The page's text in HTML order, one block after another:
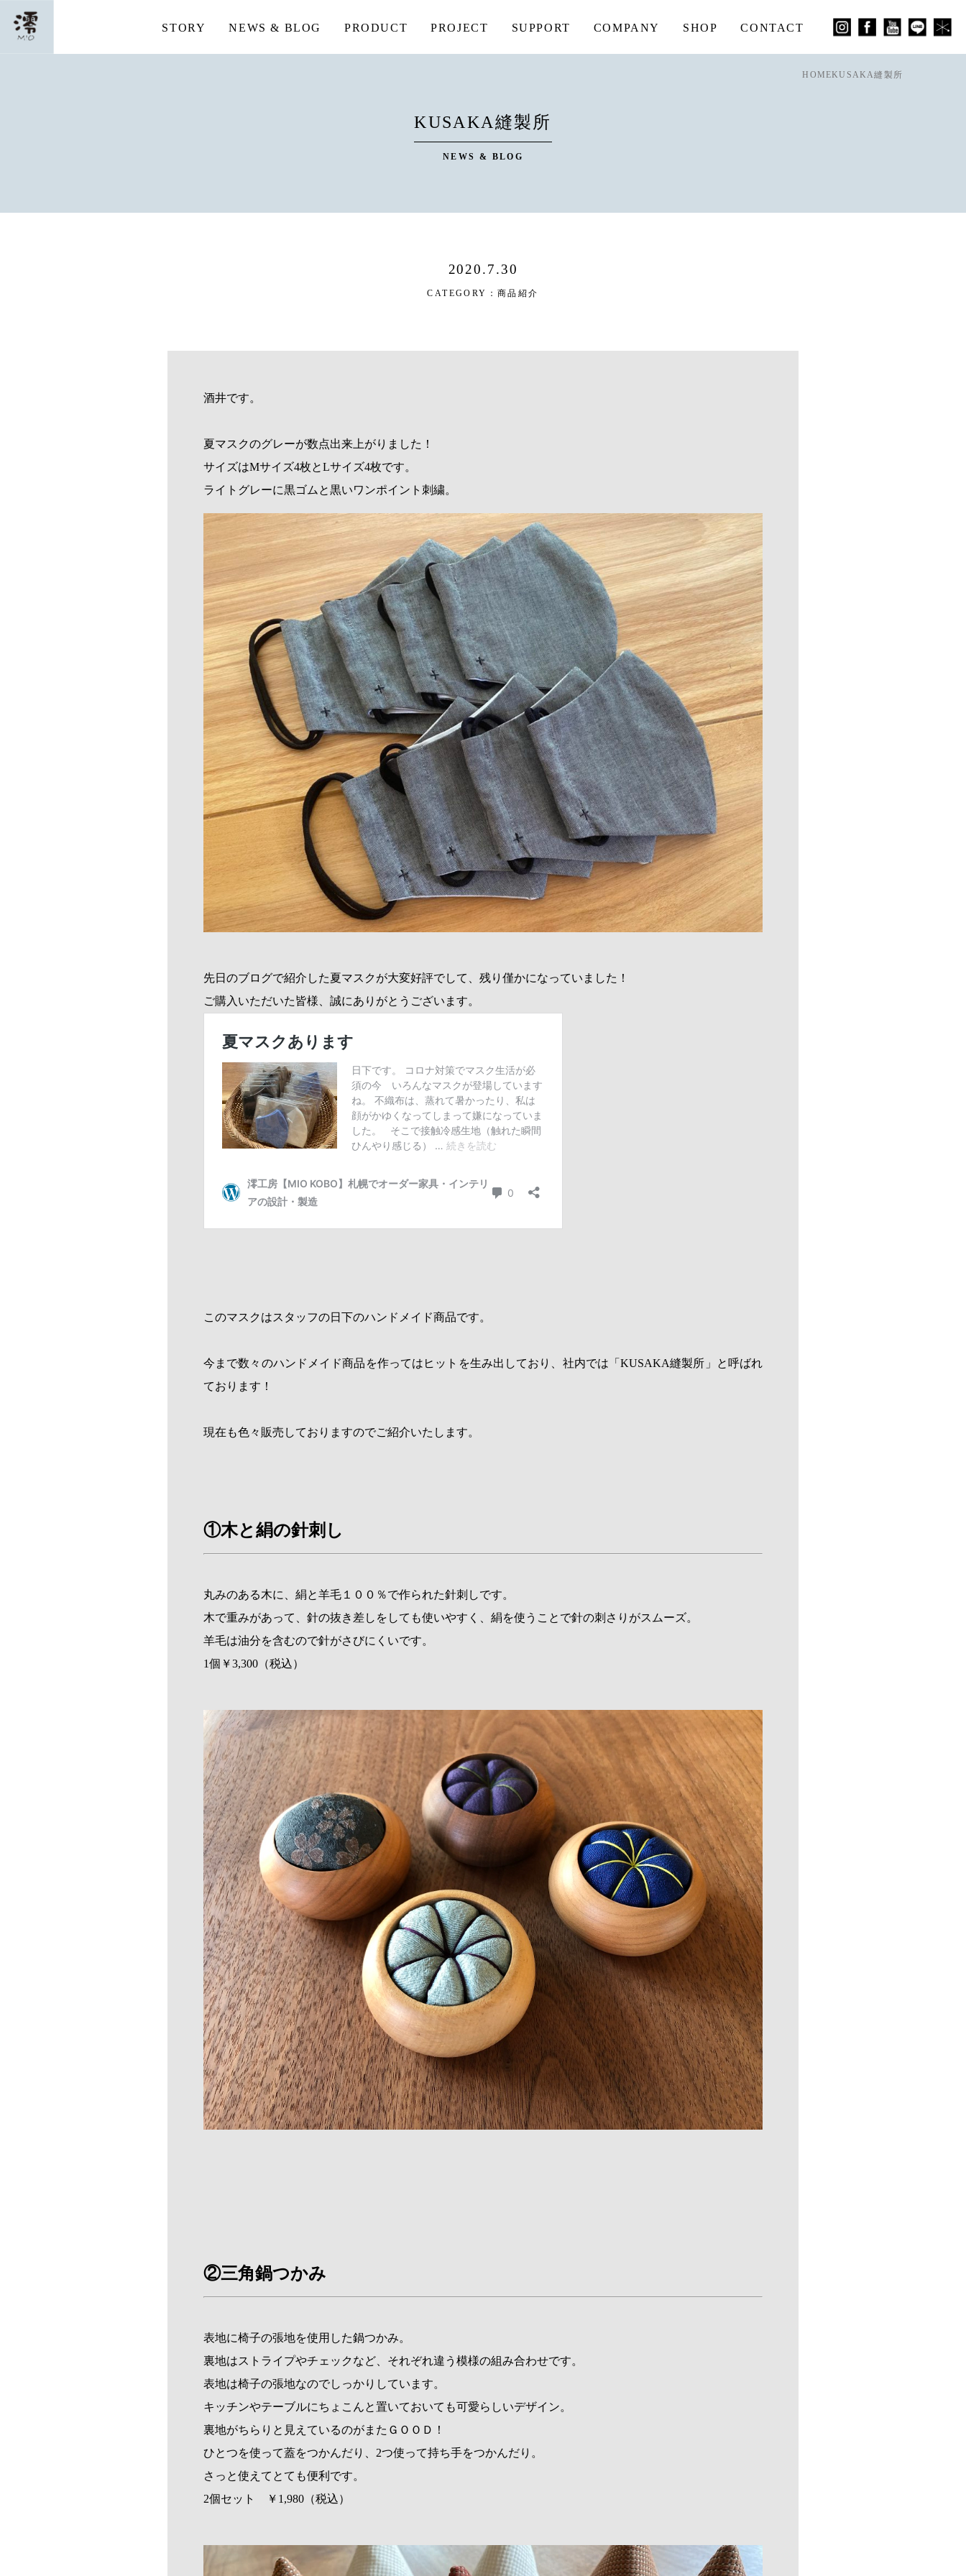
STORY NEWS & BLOG PRODUCT PROJECT SUPPORT COMPANY SHOP CONTACT
HOMEKUSAKA縫製所
KUSAKA縫製所
NEWS & BLOG
2020.7.30
CATEGORY： 商品紹介
酒井です。
夏マスクのグレーが数点出来上がりました！
サイズはMサイズ4枚とLサイズ4枚です。
ライトグレーに黒ゴムと黒いワンポイント刺繍。
先日のブログで紹介した夏マスクが大変好評でして、残り僅かになっていました！
ご購入いただいた皆様、誠にありがとうございます。
このマスクはスタッフの日下のハンドメイド商品です。
今まで数々のハンドメイド商品を作ってはヒットを生み出しており、社内では「KUSAKA縫製所」と呼ばれ
ております！
現在も色々販売しておりますのでご紹介いたします。
①木と絹の針刺し
丸みのある木に、絹と羊毛１００％で作られた針刺しです。
木で重みがあって、針の抜き差しをしても使いやすく、絹を使うことで針の刺さりがスムーズ。
羊毛は油分を含むので針がさびにくいです。
1個￥3,300（税込）
②三角鍋つかみ
表地に椅子の張地を使用した鍋つかみ。
裏地はストライプやチェックなど、それぞれ違う模様の組み合わせです。
表地は椅子の張地なのでしっかりしています。
キッチンやテーブルにちょこんと置いておいても可愛らしいデザイン。
裏地がちらりと見えているのがまたＧＯＯＤ！
ひとつを使って蓋をつかんだり、2つ使って持ち手をつかんだり。
さっと使えてとても便利です。
2個セット ￥1,980（税込）